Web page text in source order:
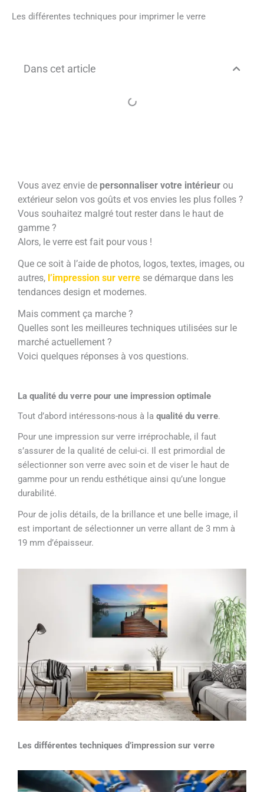
Les différentes techniques pour imprimer le verre
Dans cet article
Vous avez envie de personnaliser votre intérieur ou
extérieur selon vos goûts et vos envies les plus folles ?
Vous souhaitez malgré tout rester dans le haut de
gamme ?
Alors, le verre est fait pour vous !
Que ce soit à l’aide de photos, logos, textes, images, ou
autres, l’impression sur verre se démarque dans les
tendances design et modernes.
Mais comment ça marche ?
Quelles sont les meilleures techniques utilisées sur le
marché actuellement ?
Voici quelques réponses à vos questions.
La qualité du verre pour une impression optimale
Tout d’abord intéressons-nous à la qualité du verre.
Pour une impression sur verre irréprochable, il faut
s’assurer de la qualité de celui-ci. Il est primordial de
sélectionner son verre avec soin et de viser le haut de
gamme pour un rendu esthétique ainsi qu’une longue
durabilité.
Pour de jolis détails, de la brillance et une belle image, il
est important de sélectionner un verre allant de 3 mm à
19 mm d’épaisseur.
Les différentes techniques d’impression sur verre